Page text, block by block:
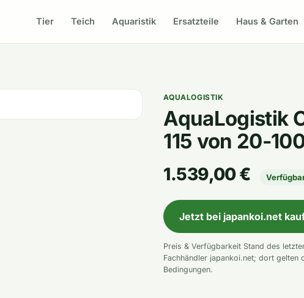
Tier Teich Aquaristik Ersatzteile Haus & Garten
AQUALOGISTIK
AquaLogistik
115 von 20-
1.539,00 €
Jetzt bei japankoi.net
Preis & Verfügbarkeit Stand des
Fachhändler japankoi.net; dort gelten
Bedingungen.